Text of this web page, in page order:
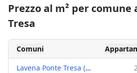
Prezzo al m² per comune
Tresa
Comuni
Lavena Ponte Tresa (21037)